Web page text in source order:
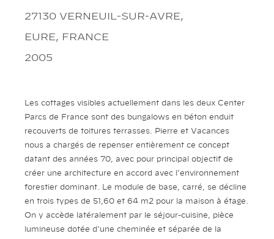
27130 VERNEUIL-SUR-AVRE,
EURE, FRANCE
2005
Les cottages visibles actuellement dans les deux Center
Parcs de France sont des bungalows en béton enduit
recouverts de toitures terrasses. Pierre et Vacances
nous a chargés de repenser entièrement ce concept
datant des années 70, avec pour principal objectif de
créer une architecture en accord avec l’environnement
forestier dominant. Le module de base, carré, se décline
en trois types de 51,60 et 64 m2 pour la maison à étage.
On y accède latéralement par le séjour-cuisine, pièce
lumineuse dotée d’une cheminée et séparée de la